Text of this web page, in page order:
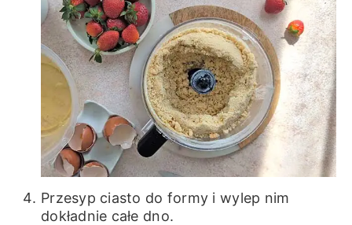
Przesyp ciasto do formy i wylep nim
dokładnie całe dno.